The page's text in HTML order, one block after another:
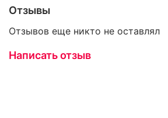
Отзывы
Отзывов еще никто не оставлял
Написать отзыв